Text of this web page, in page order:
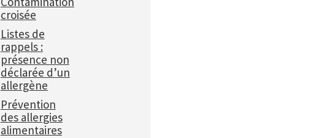
croisée
Listes de
rappels :
présence non
déclarée d’un
allergène
Prévention
des allergies
alimentaires